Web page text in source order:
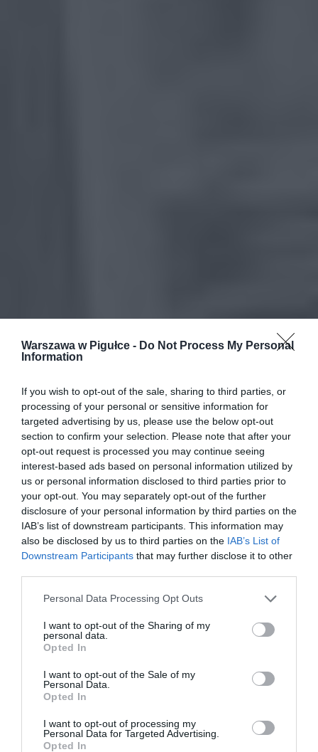
Warszawa w Pigułce - Do Not Process My Personal
Information
If you wish to opt-out of the sale, sharing to third parties, or
processing of your personal or sensitive information for
targeted advertising by us, please use the below opt-out
section to confirm your selection. Please note that after your
opt-out request is processed you may continue seeing
interest-based ads based on personal information utilized by
us or personal information disclosed to third parties prior to
your opt-out. You may separately opt-out of the further
disclosure of your personal information by third parties on the
IAB’s list of downstream participants. This information may
also be disclosed by us to third parties on the IAB’s List of
Downstream Participants that may further disclose it to other
Personal Data Processing Opt Outs
I want to opt-out of the Sharing of my
personal data.
Opted In
I want to opt-out of the Sale of my
Personal Data.
Opted In
I want to opt-out of processing my
Personal Data for Targeted Advertising.
Opted In